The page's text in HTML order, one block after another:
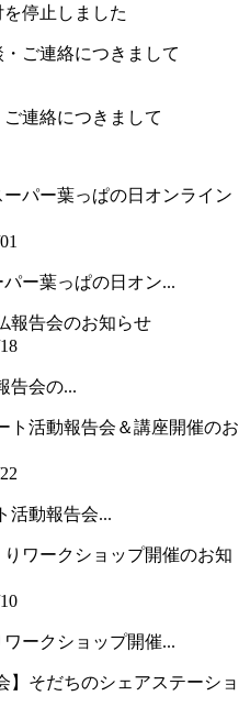
停止しました
連絡につきまして
ー葉っぱの日オン...
告会の...
活動報告会...
ークショップ開催...